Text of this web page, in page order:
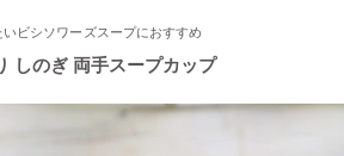
かわいい桜のお茶碗♪
いビシソワーズスープにおすすめ
しのぎ 両手スープカップ